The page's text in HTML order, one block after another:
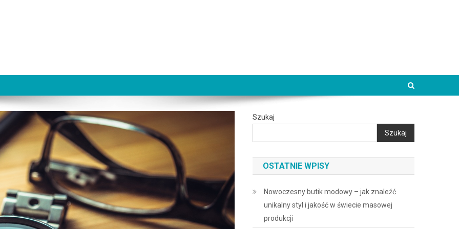
Szukaj
Szukaj
OSTATNIE WPISY
Nowoczesny butik modowy – jak znaleźć
unikalny styl i jakość w świecie masowej
produkcji